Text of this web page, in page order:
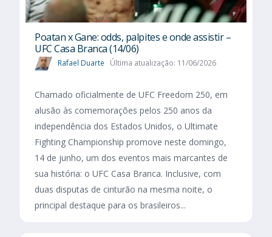
Poatan x Gane: odds, palpites e onde assistir –
UFC Casa Branca (14/06)
Rafael Duarte Última atualização: 11/06/2026
Chamado oficialmente de UFC Freedom 250, em
alusão às comemorações pelos 250 anos da
independência dos Estados Unidos, o Ultimate
Fighting Championship promove neste domingo,
14 de junho, um dos eventos mais marcantes de
sua história: o UFC Casa Branca. Inclusive, com
duas disputas de cinturão na mesma noite, o
principal destaque para os brasileiros...